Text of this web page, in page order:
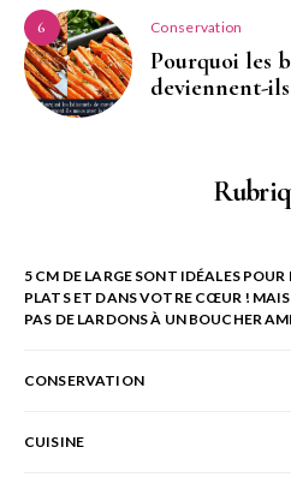
6 Conservation
Pourquoi les
deviennent-
5 CM DE LARGE SONT IDÉALES
PLATS ET DANS VOTRE CŒUR !
PAS DE LARDONS À UN BOUCHER
CONSERVATION
CUISINE